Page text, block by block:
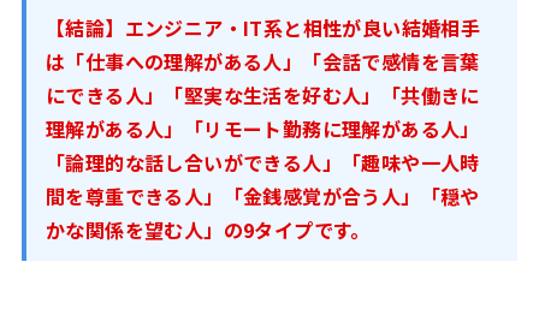
【結論】エンジニア・IT系と相性が良い結婚相手
は「仕事への理解がある人」「会話で感情を言葉
にできる人」「堅実な生活を好む人」「共働きに
理解がある人」「リモート勤務に理解がある人」
「論理的な話し合いができる人」「趣味や一人時
間を尊重できる人」「金銭感覚が合う人」「穏や
かな関係を望む人」の9タイプです。